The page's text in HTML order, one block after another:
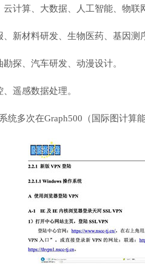
计算、大数据、人工智能、物联
新材料研发、生物医药、基因测
探、汽车研发、动漫设计。
遥感数据处理。
统多次在Graph500（国际图计算